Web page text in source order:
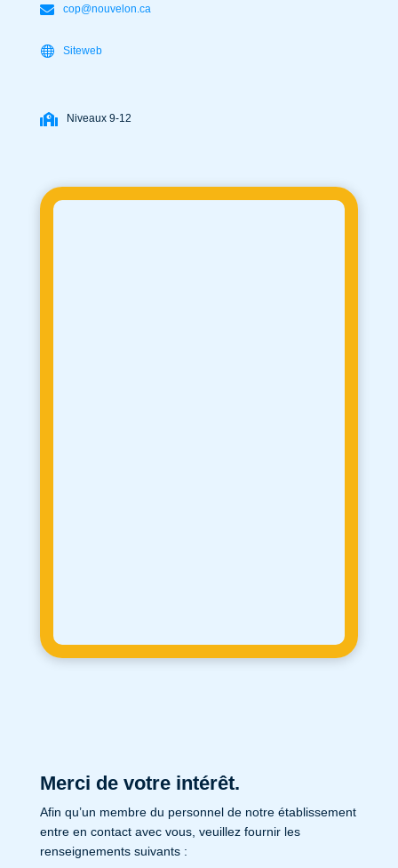
cop@nouvelon.ca
Siteweb
Niveaux 9-12
Merci de votre intérêt.
Afin qu’un membre du personnel de notre établissement
entre en contact avec vous, veuillez fournir les
renseignements suivants :